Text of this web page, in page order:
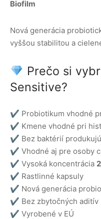
Biofilm
Nová generácia
vyššou stabilitou a
Prečo si
Sensitive?
✔ Probiotikum vhodné
✔ Kmene vhodné pri
✔ Bez baktérií
✔ Vhodné aj pre osoby
✔ Vysoká koncentrácia
✔ Rastlinné kapsuly
✔ Nová generácia
✔ Bez zbytočných aditív
✔ Vyrobené v EÚ